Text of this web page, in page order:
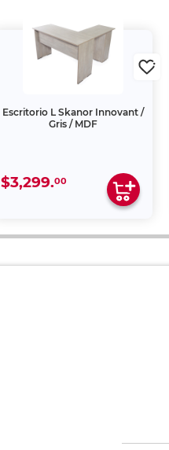
Escritorio L Skanor Innovant /
Gris / MDF
$3,299.00